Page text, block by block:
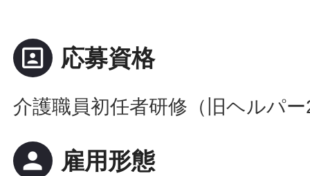
portrait 応募資格
介護職員初任者研修（旧ヘルパ
person 雇用形態